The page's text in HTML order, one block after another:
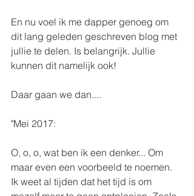
En nu voel ik me dapper genoeg om
dit lang geleden geschreven blog met
jullie te delen. Is belangrijk. Jullie
kunnen dit namelijk ook!
Daar gaan we dan....
"Mei 2017:
O, o, o, wat ben ik een denker... Om
maar even een voorbeeld te noemen.
Ik weet al tijden dat het tijd is om